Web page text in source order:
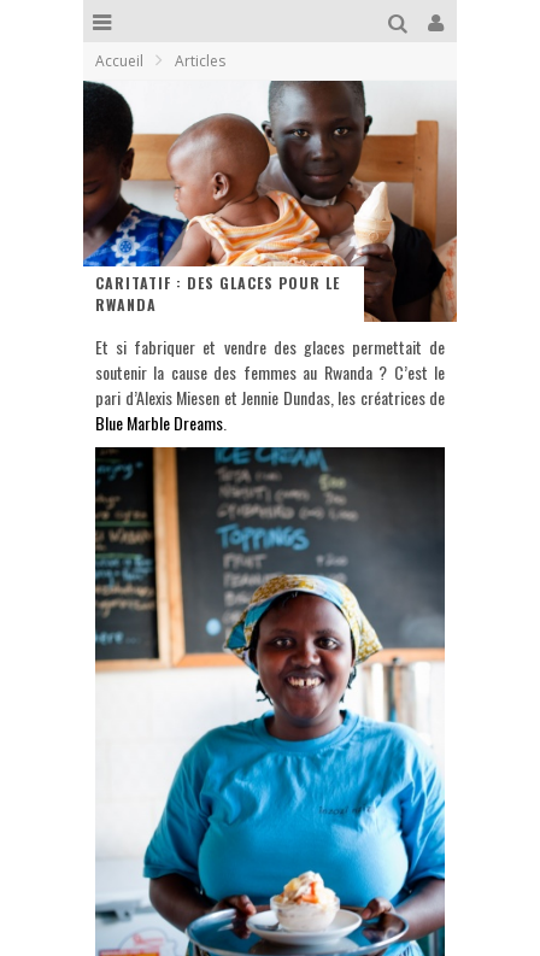
Accueil Articles
CARITATIF : DES GLACES POUR LE
RWANDA
Et si fabriquer et vendre des glaces permettait de
soutenir la cause des femmes au Rwanda ? C’est le
pari d’Alexis Miesen et Jennie Dundas, les créatrices de
Blue Marble Dreams